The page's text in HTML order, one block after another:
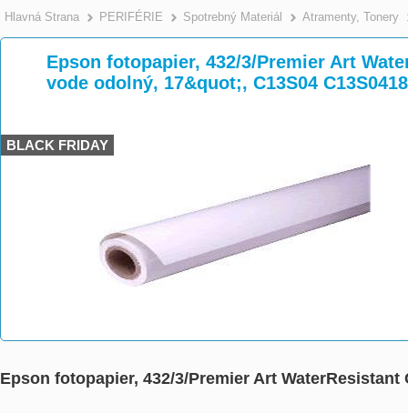
Hlavná Strana >
PERIFÉRIE >
Spotrebný Materiál >
Atramenty, Tonery
Epson fotopapier, 432/3/Premier Art
vode odolný, 17&quot;, C13S04
BLACK FRIDAY
Epson fotopapier, 432/3/Premier Art